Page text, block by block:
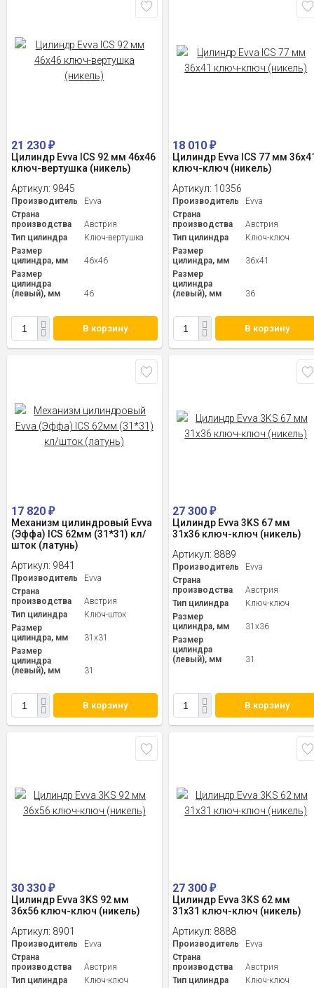
21 230 ₽
Цилиндр Evva ICS 92 мм 46x46
ключ-вертушка (никель)
Артикул: 9845
Производитель
Evva
Страна
производства
Австрия
Тип цилиндра
Ключ-вертушка
Размер
цилиндра, мм
46x46
Размер
цилиндра
(левый), мм
46
В корзину
18 010₽
Цилиндр Evva ICS 77 мм
ключ-ключ (никель)
Артикул: 10356
Производитель
Evva
Страна
производства
Австрия
Тип цилиндра
Ключ-ключ
Размер
цилиндра, мм
36x41
Размер
цилиндра
(левый), мм
36
В корзину
17 820 ₽
Механизм цилиндровый Evva
(Эффа) ICS 62мм (31*31) кл/
шток (латунь)
Артикул: 9841
Производитель
Evva
Страна
производства
Австрия
Тип цилиндра
Ключ-шток
Размер
цилиндра, мм
31x31
Размер
цилиндра
(левый), мм
31
В корзину
27 300₽
Цилиндр Evva 3KS 67 мм
31x36 ключ-ключ (никель)
Артикул: 8889
Производитель
Evva
Страна
производства
Австрия
Тип цилиндра
Ключ-ключ
Размер
цилиндра, мм
31x36
Размер
цилиндра
(левый), мм
31
В корзину
30 330 ₽
Цилиндр Evva 3KS 92 мм
36x56 ключ-ключ (никель)
Артикул: 8901
Производитель
Evva
Страна
производства
Австрия
Тип цилиндра
Ключ-ключ
27 300₽
Цилиндр Evva 3KS 62 мм
31x31 ключ-ключ (никель)
Артикул: 8888
Производитель
Evva
Страна
производства
Австрия
Тип цилиндра
Ключ-ключ